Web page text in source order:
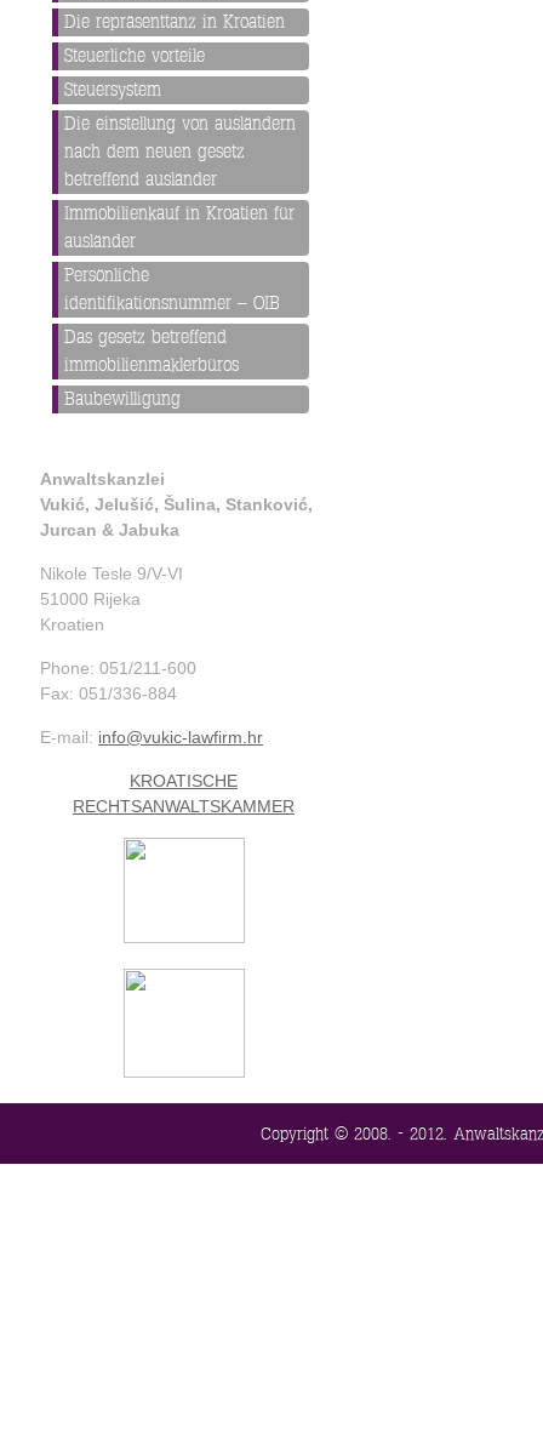
Die repräsenttanz in Kroatien
Steuerliche vorteile
Steuersystem
Die einstellung von ausländern
nach dem neuen gesetz
betreffend ausländer
Immobilienkauf in Kroatien für
ausländer
Persönliche
identifikationsnummer – OIB
Das gesetz betreffend
immobilienmaklerbüros
Baubewilligung
Anwaltskanzlei
Vukić, Jelušić, Šulina, Stanković,
Jurcan & Jabuka
Nikole Tesle 9/V-VI
51000 Rijeka
Kroatien
Phone: 051/211-600
Fax: 051/336-884
E-mail: info@vukic-lawfirm.hr
KROATISCHE
RECHTSANWALTSKAMMER
Copyright © 2008. - 2012.